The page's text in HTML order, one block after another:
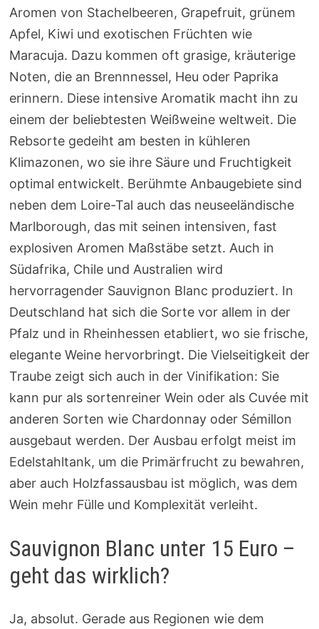
Aromen von Stachelbeeren, Grapefruit, grünem
Apfel, Kiwi und exotischen Früchten wie
Maracuja. Dazu kommen oft grasige, kräuterige
Noten, die an Brennnessel, Heu oder Paprika
erinnern. Diese intensive Aromatik macht ihn zu
einem der beliebtesten Weißweine weltweit. Die
Rebsorte gedeiht am besten in kühleren
Klimazonen, wo sie ihre Säure und Fruchtigkeit
optimal entwickelt. Berühmte Anbaugebiete sind
neben dem Loire-Tal auch das neuseeländische
Marlborough, das mit seinen intensiven, fast
explosiven Aromen Maßstäbe setzt. Auch in
Südafrika, Chile und Australien wird
hervorragender Sauvignon Blanc produziert. In
Deutschland hat sich die Sorte vor allem in der
Pfalz und in Rheinhessen etabliert, wo sie frische,
elegante Weine hervorbringt. Die Vielseitigkeit der
Traube zeigt sich auch in der Vinifikation: Sie
kann pur als sortenreiner Wein oder als Cuvée mit
anderen Sorten wie Chardonnay oder Sémillon
ausgebaut werden. Der Ausbau erfolgt meist im
Edelstahltank, um die Primärfrucht zu bewahren,
aber auch Holzfassausbau ist möglich, was dem
Wein mehr Fülle und Komplexität verleiht.
Sauvignon Blanc unter 15 Euro –
geht das wirklich?
Ja, absolut. Gerade aus Regionen wie dem